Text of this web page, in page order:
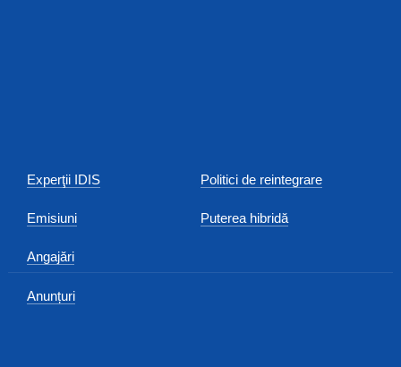
Experţii IDIS
Emisiuni
Angajări
Anunțuri
Politici de reintegrare
Puterea hibridă